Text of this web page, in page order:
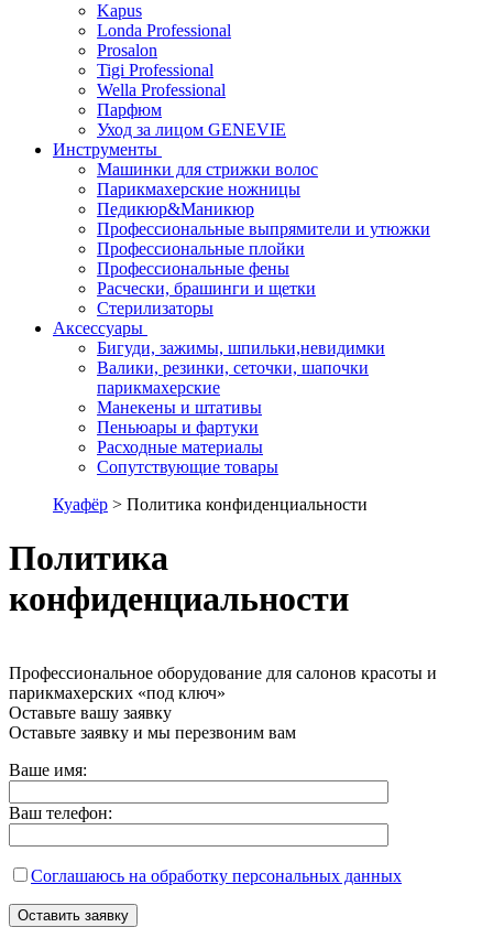
Kapus
Londa Professional
Prosalon
Tigi Professional
Wella Professional
Парфюм
Уход за лицом GENEVIE
Инструменты
Машинки для стрижки волос
Парикмахерские ножницы
Педикюр&Маникюр
Профессиональные выпрямители и утюжки
Профессиональные плойки
Профессиональные фены
Расчески, брашинги и щетки
Стерилизаторы
Аксессуары
Бигуди, зажимы, шпильки,невидимки
Валики, резинки, сеточки, шапочки
парикмахерские
Манекены и штативы
Пеньюары и фартуки
Расходные материалы
Сопутствующие товары
Куафёр > Политика конфиденциальности
Политика
конфиденциальности
Профессиональное оборудование для салонов красоты и
парикмахерских «под ключ»
Оставьте вашу заявку
Оставьте заявку и мы перезвоним вам
Ваше имя:
Ваш телефон:
Соглашаюсь на обработку персональных данных